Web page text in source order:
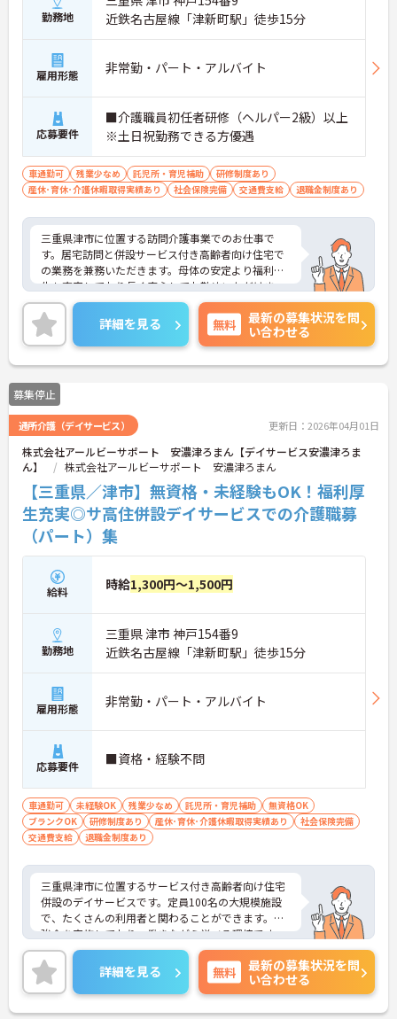
勤務地
近鉄名古屋線「津新町駅」徒歩15分
雇用形態 非常勤・パート・アルバイト
応募要件
■介護職員初任者研修（ヘルパー2級）以上
※土日祝勤務できる方優遇
車通勤可 残業少なめ 託児所・育児補助
研修制度あり
産休･育休･介護休暇取得実績あり
社会保険完備 交通費支給 退職金制度あり
三重県津市に位置する訪問介護事業でのお仕事で
す。居宅訪問と併設サービス付き高齢者向け住宅で
の業務を兼務いただきます。母体の安定より福利厚
生も充実しており長く安心してお勤めいただけま
す。
ご興味のある方はお気軽にお問い合わせ下さい。
詳細を見る 無料
最新の募集状況を問
い合わせる
募集停止
通所介護（デイサービス） 更新日：2026年04月01日
株式会社アールビーサポート 安濃津ろまん【デイサービス安濃津ろま
ん】
株式会社アールビーサポート 安濃津ろまん
【三重県／津市】無資格・未経験もOK！福利厚
生充実◎サ高住併設デイサービスでの介護職募
（パート）集
給料 時給1,300円～1,500円
勤務地
三重県 津市 神戸154番9
近鉄名古屋線「津新町駅」徒歩15分
雇用形態 非常勤・パート・アルバイト
応募要件 ■資格・経験不問
車通勤可 未経験OK 残業少なめ 託児所・育児補助
無資格OK
ブランクOK
研修制度あり 産休･育休･介護休暇取得実績あり
社会保険完備
交通費支給
退職金制度あり
三重県津市に位置するサービス付き高齢者向け住宅
併設のデイサービスです。定員100名の大規模施設
で、たくさんの利用者と関わることができます。勉
強会を実施しており、働きながら学べる環境です。
母体の安定より福利厚生も充実しており長く安心し
てお勤めいただけます。
ご興味のある方はお気軽にお問い合わせ下さい。
詳細を見る 無料
最新の募集状況を問
い合わせる